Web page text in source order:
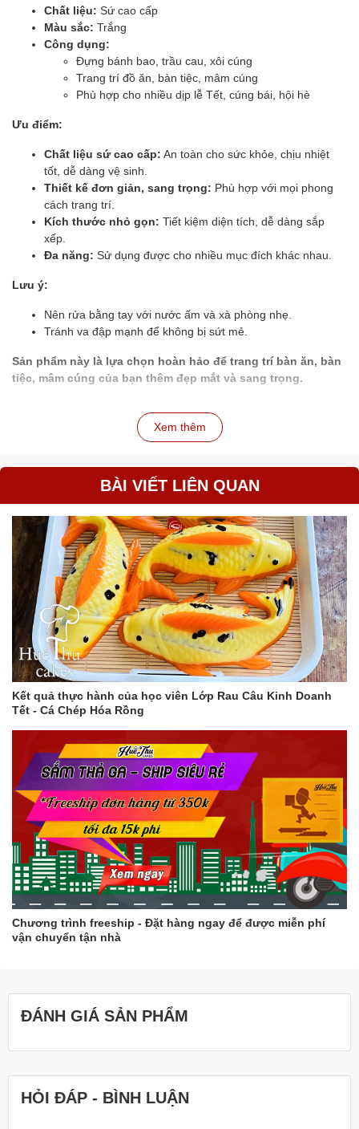
Chất liệu: Sứ cao cấp
Màu sắc: Trắng
Công dụng:
Đựng bánh bao, trầu cau, xôi cúng
Trang trí đồ ăn, bàn tiệc, mâm cúng
Phù hợp cho nhiều dịp lễ Tết, cúng bái, hội hè
Ưu điểm:
Chất liệu sứ cao cấp: An toàn cho sức khỏe, chịu nhiệt
tốt, dễ dàng vệ sinh.
Thiết kế đơn giản, sang trọng: Phù hợp với mọi phong
cách trang trí.
Kích thước nhỏ gọn: Tiết kiệm diện tích, dễ dàng sắp
xếp.
Đa năng: Sử dụng được cho nhiều mục đích khác nhau.
Lưu ý:
Nên rửa bằng tay với nước ấm và xà phòng nhẹ.
Tránh va đập mạnh để không bị sứt mẻ.
Sản phẩm này là lựa chọn hoàn hảo để trang trí bàn ăn, bàn
tiệc, mâm cúng của bạn thêm đẹp mắt và sang trọng.
Xem thêm
BÀI VIẾT LIÊN QUAN
Kết quả thực hành của học viên Lớp Rau Câu Kinh Doanh
Tết - Cá Chép Hóa Rồng
Chương trình freeship - Đặt hàng ngay để được miễn phí
vận chuyển tận nhà
ĐÁNH GIÁ SẢN PHẨM
HỎI ĐÁP - BÌNH LUẬN